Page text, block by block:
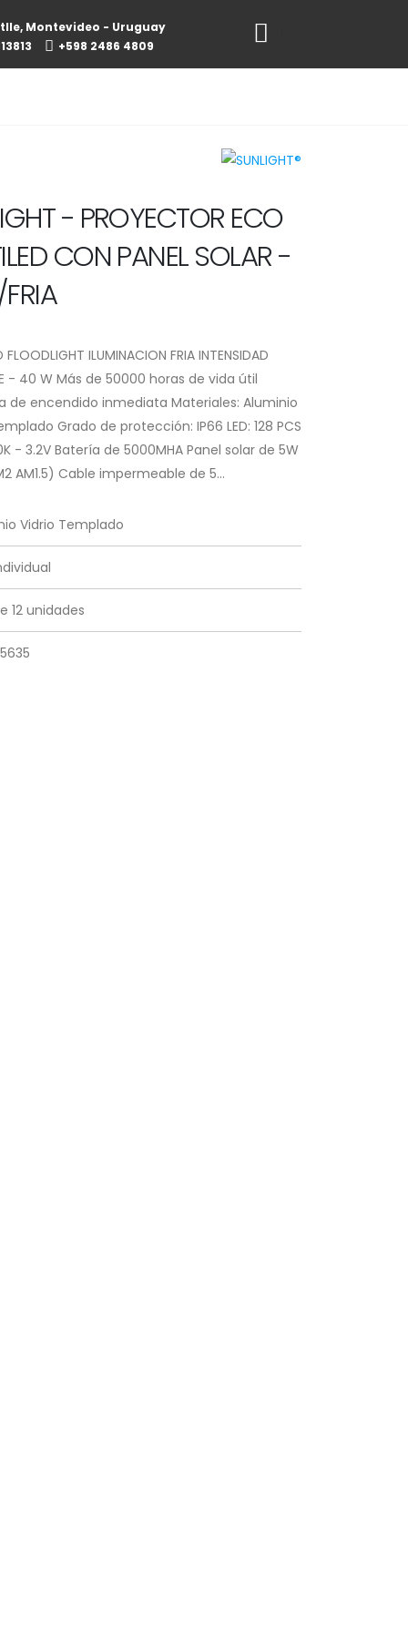
Montevideo - Uruguay
+598 2486 4809
- PROYECTOR ECO
CON PANEL SOLAR -
FLOODLIGHT ILUMINACION FRIA INTENSIDAD
- 40 W Más de 50000 horas de vida útil
de encendido inmediata Materiales: Aluminio
Grado de protección: IP66 LED: 128 PCS
- 3.2V Batería de 5000MHA Panel solar de 5W
AM1.5) Cable impermeable de 5...
Vidrio Templado
12 unidades